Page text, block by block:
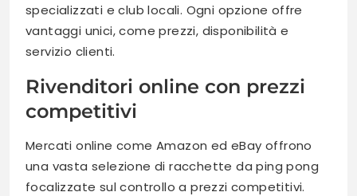
specializzati e club locali. Ogni opzione offre
vantaggi unici, come prezzi, disponibilità e
servizio clienti.
Rivenditori online con prezzi
competitivi
Mercati online come Amazon ed eBay offrono
una vasta selezione di racchette da ping pong
focalizzate sul controllo a prezzi competitivi.